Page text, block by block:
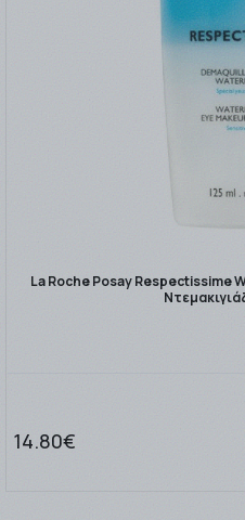
La Roche Posay Respectissime
14.80€